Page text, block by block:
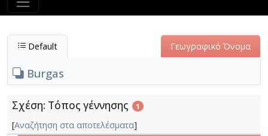
Default Γεωγραφικό Όνομα
Burgas
Σχέση: Τόπος γέννησης 1
[Αναζήτηση στα αποτελέσματα]